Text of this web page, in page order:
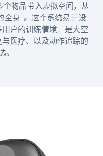
个物品带入虚拟空间，从
全身1。这个系统易于设
户的训练情境，是大空
医疗、以及动作追踪的
。